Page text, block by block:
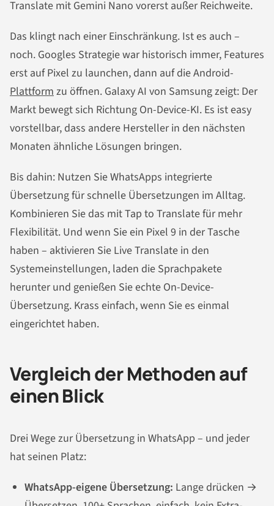
Translate mit Gemini Nano vorerst außer Reichweite.
Das klingt nach einer Einschränkung. Ist es auch –
noch. Googles Strategie war historisch immer, Features
erst auf Pixel zu launchen, dann auf die Android-
Plattformzu öffnen. Galaxy AI von Samsung zeigt: Der
Markt bewegt sich Richtung On-Device-KI. Es ist easy
vorstellbar, dass andere Hersteller in den nächsten
Monaten ähnliche Lösungen bringen.
Bis dahin: Nutzen Sie WhatsApps integrierte
Übersetzung für schnelle Übersetzungen im Alltag.
Kombinieren Sie das mit Tap to Translate für mehr
Flexibilität. Und wenn Sie ein Pixel 9 in der Tasche
haben – aktivieren Sie Live Translate in den
Systemeinstellungen, laden die Sprachpakete
herunter und genießen Sie echte On-Device-
Übersetzung. Krass einfach, wenn Sie es einmal
eingerichtet haben.
Vergleich der Methoden auf
einen Blick
Drei Wege zur Übersetzung in WhatsApp – und jeder
hat seinen Platz:
WhatsApp-eigene Übersetzung: Lange drücken →